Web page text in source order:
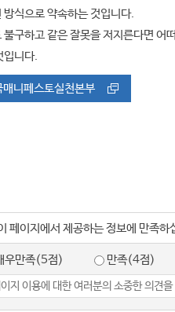
방식으로 약속하는 것입니다.
불구하고 같은 잘못을 저지른다면 어
입니다.
매니페스토실천본부
페이지에서 제공하는 정보에 만족하
우만족(5점) 만족(4점)